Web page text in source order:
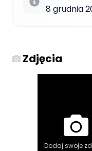
8 grudnia
Zdjęcia
Dodaj swoje